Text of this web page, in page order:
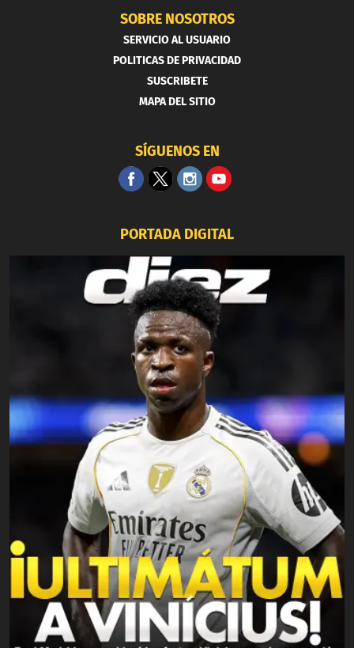
SOBRE NOSOTROS
SERVICIO AL USUARIO
POLITICAS DE PRIVACIDAD
SUSCRIBETE
MAPA DEL SITIO
SÍGUENOS EN
PORTADA DIGITAL